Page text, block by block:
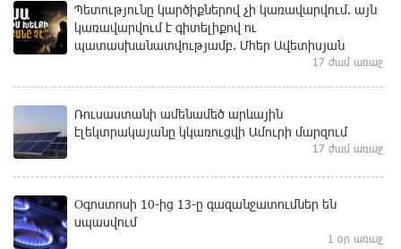
Պետությունը կարծիքներով չի կառավարվում. այն
կառավարվում է գիտելիքով ու
պատասխանատվությամբ. Մհեր Ավետիսյան
17 ժամ առաջ
Ռուսաստանի ամենամեծ արևային
էլեկտրակայանը կկառուցվի Ամուրի մարզում
17 ժամ առաջ
Օգոստոսի 10-ից 13-ը գազանջատումներ են
սպասվում
1 օր առաջ